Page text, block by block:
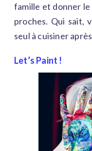
famille et donner
proches. Qui sait,
seul à cuisiner
Let’s Paint !